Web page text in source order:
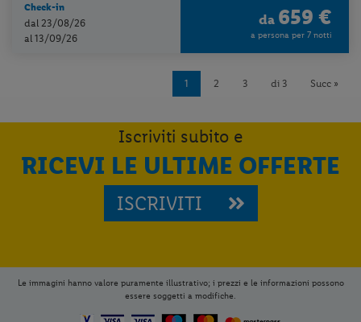
Check-in
dal 23/08/26
al 13/09/26
da 659 €
a persona per 7 notti
1 2 3 di 3 Succ »
Iscriviti subito e
RICEVI LE ULTIME OFFERTE
ISCRIVITI
Le immagini hanno valore puramente illustrativo; i prezzi e le informazioni possono
essere soggetti a modifiche.